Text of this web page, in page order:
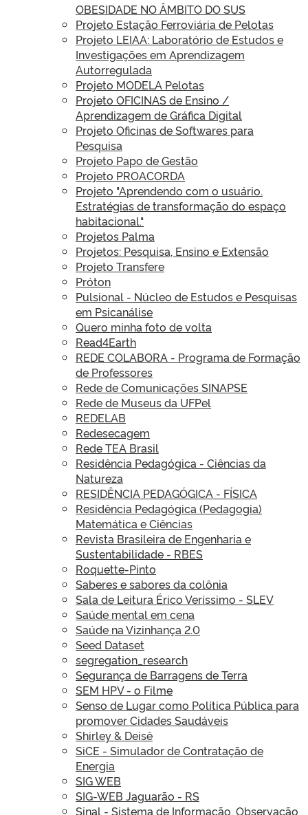
OBESIDADE NO ÂMBITO DO SUS
Projeto Estação Ferroviária de Pelotas
Projeto LEIAA: Laboratório de Estudos e
Investigações em Aprendizagem
Autorregulada
Projeto MODELA Pelotas
Projeto OFICINAS de Ensino /
Aprendizagem de Gráfica Digital
Projeto Oficinas de Softwares para
Pesquisa
Projeto Papo de Gestão
Projeto PROACORDA
Projeto "Aprendendo com o usuário.
Estratégias de transformação do espaço
habitacional."
Projetos Palma
Projetos: Pesquisa, Ensino e Extensão
Projeto Transfere
Próton
Pulsional - Núcleo de Estudos e Pesquisas
em Psicanálise
Quero minha foto de volta
Read4Earth
REDE COLABORA - Programa de Formação
de Professores
Rede de Comunicações SINAPSE
Rede de Museus da UFPel
REDELAB
Redesecagem
Rede TEA Brasil
Residência Pedagógica - Ciências da
Natureza
RESIDÊNCIA PEDAGÓGICA - FÍSICA
Residência Pedagógica (Pedagogia)
Matemática e Ciências
Revista Brasileira de Engenharia e
Sustentabilidade - RBES
Roquette-Pinto
Saberes e sabores da colônia
Sala de Leitura Érico Veríssimo - SLEV
Saúde mental em cena
Saúde na Vizinhança 2.0
Seed Dataset
segregation_research
Segurança de Barragens de Terra
SEM HPV - o Filme
Senso de Lugar como Política Pública para
promover Cidades Saudáveis
Shirley & Deisê
SiCE - Simulador de Contratação de
Energia
SIG WEB
SIG-WEB Jaguarão - RS
Sinal - Sistema de Informação, Observação